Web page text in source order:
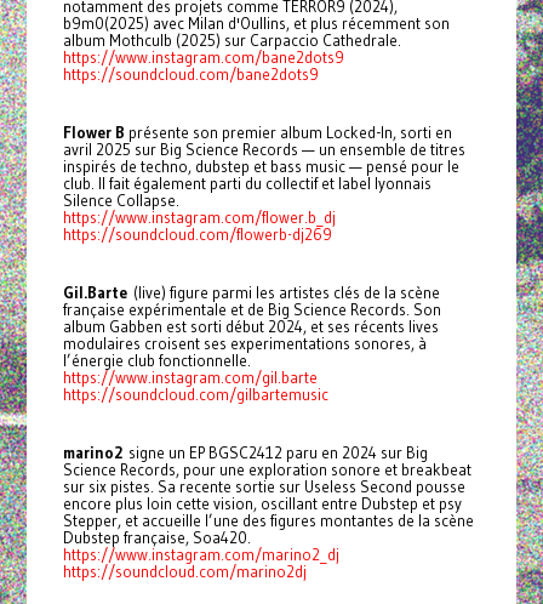
notamment des projets comme TERROR9 (2024),
b9m0(2025) avec Milan d'Oullins, et plus récemment son
album Mothculb (2025) sur Carpaccio Cathedrale.
https://www.instagram.com/bane2dots9
https://soundcloud.com/bane2dots9
Flower B présente son premier album Locked-In, sorti en
avril 2025 sur Big Science Records — un ensemble de titres
inspirés de techno, dubstep et bass music — pensé pour le
club. Il fait également parti du collectif et label lyonnais
Silence Collapse.
https://www.instagram.com/flower.b_dj
https://soundcloud.com/flowerb-dj269
Gil.Barte(live) figure parmi les artistes clés de la scène
française expérimentale et de Big Science Records. Son
album Gabben est sorti début 2024, et ses récents lives
modulaires croisent ses experimentations sonores, à
l’énergie club fonctionnelle.
https://www.instagram.com/gil.barte
https://soundcloud.com/gilbartemusic
marino2signe un EP BGSC2412 paru en 2024 sur Big
Science Records, pour une exploration sonore et breakbeat
sur six pistes. Sa recente sortie sur Useless Second pousse
encore plus loin cette vision, oscillant entre Dubstep et psy
Stepper, et accueille l’une des figures montantes de la scène
Dubstep française, Soa420.
https://www.instagram.com/marino2_dj
https://soundcloud.com/marino2dj